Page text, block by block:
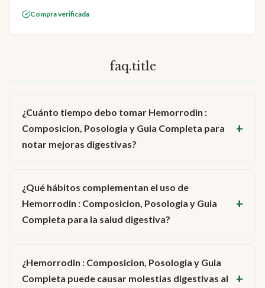
Compra verificada
faq.title
¿Cuánto tiempo debo tomar Hemorrodin :
Composicion, Posologia y Guia Completa para
notar mejoras digestivas?
¿Qué hábitos complementan el uso de
Hemorrodin : Composicion, Posologia y Guia
Completa para la salud digestiva?
¿Hemorrodin : Composicion, Posologia y Guia
Completa puede causar molestias digestivas al